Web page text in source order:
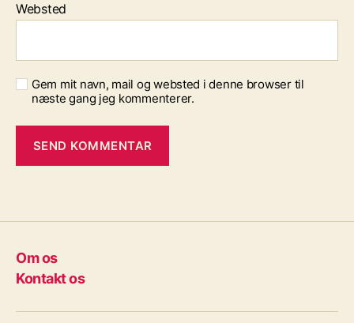
Websted
Gem mit navn, mail og websted i denne browser til
næste gang jeg kommenterer.
Om os
Kontakt os